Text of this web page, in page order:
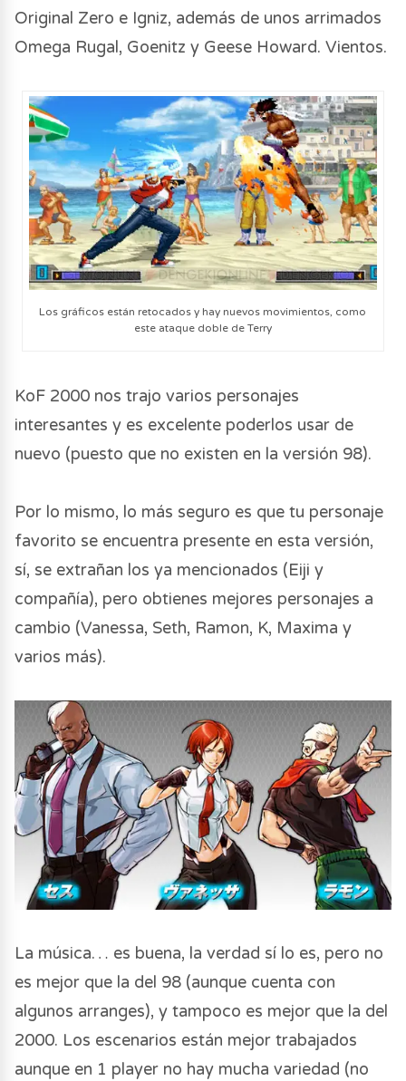
Original Zero e Igniz, además de unos arrimados
Omega Rugal, Goenitz y Geese Howard. Vientos.
Los gráficos están retocados y hay nuevos movimientos, como
este ataque doble de Terry
KoF 2000 nos trajo varios personajes
interesantes y es excelente poderlos usar de
nuevo (puesto que no existen en la versión 98).
Por lo mismo, lo más seguro es que tu personaje
favorito se encuentra presente en esta versión,
sí, se extrañan los ya mencionados (Eiji y
compañía), pero obtienes mejores personajes a
cambio (Vanessa, Seth, Ramon, K, Maxima y
varios más).
La música… es buena, la verdad sí lo es, pero no
es mejor que la del 98 (aunque cuenta con
algunos arranges), y tampoco es mejor que la del
2000. Los escenarios están mejor trabajados
aunque en 1 player no hay mucha variedad (no